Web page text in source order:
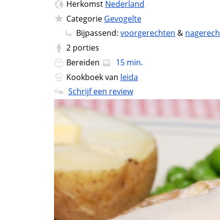
Herkomst Nederland
Categorie Gevogelte
Bijpassend: voorgerechten &
2 porties
Bereiden
15 min.
Kookboek van leida
Schrijf een review